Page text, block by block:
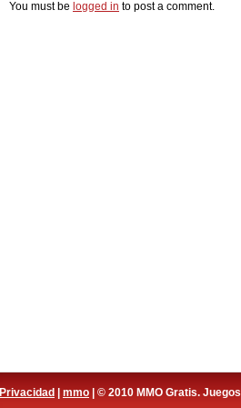
You must be logged in to post a comment.
Privacidad mmo | © 2010 MMO Gratis.